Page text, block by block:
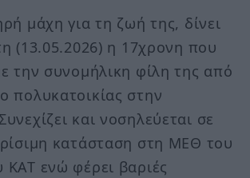
μάχη για τη ζωή της, δίνει
(13.05.2026) η 17χρονη που
την συνομήλικη φίλη της από
πολυκατοικίας στην
και νοσηλεύεται σε
κατάσταση στη ΜΕΘ του
ΚΑΤ ενώ φέρει βαριές